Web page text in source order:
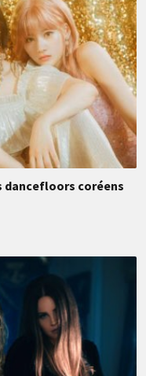
dancefloors coréens